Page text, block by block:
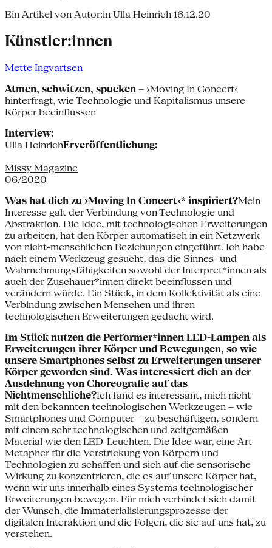
Ein Artikel von Autor:in Ulla Heinrich 16.12.20
Künstler:innen
Mette Ingvartsen
Atmen, schwitzen, spucken – ›Moving In Concert‹
hinterfragt, wie Technologie und Kapitalismus unsere
Körper beeinflussen
Interview:
Ulla HeinrichErveröffentlichung:
Missy Magazine
06/2020
Was hat dich zu ›Moving In Concert‹* inspiriert?Mein
Interesse galt der Verbindung von Technologie und
Abstraktion. Die Idee, mit technologischen Erweiterungen
zu arbeiten, hat den Körper automatisch in ein Netzwerk
von nicht-menschlichen Beziehungen eingeführt. Ich habe
nach einem Werkzeug gesucht, das die Sinnes- und
Wahrnehmungsfähigkeiten sowohl der Interpret*innen als
auch der Zuschauer*innen direkt beeinflussen und
verändern würde. Ein Stück, in dem Kollektivität als eine
Verbindung zwischen Menschen und ihren
technologischen Erweiterungen gedacht wird.
Im Stück nutzen die Performer*innen LED-Lampen als
Erweiterungen ihrer Körper und Bewegungen, so wie
unsere Smartphones selbst zu Erweiterungen unserer
Körper geworden sind. Was interessiert dich an der
Ausdehnung von Choreografie auf das
Nichtmenschliche?Ich fand es interessant, mich nicht
mit den bekannten technologischen Werkzeugen – wie
Smartphones und Computer – zu beschäftigen, sondern
mit einem sehr technologischen und zeitgemäßen
Material wie den LED-Leuchten. Die Idee war, eine Art
Metapher für die Verstrickung von Körpern und
Technologien zu schaffen und sich auf die sensorische
Wirkung zu konzentrieren, die es auf unsere Körper hat,
wenn wir uns innerhalb eines Systems technologischer
Erweiterungen bewegen. Für mich verbindet sich damit
der Wunsch, die Immaterialisierungsprozesse der
digitalen Interaktion und die Folgen, die sie auf uns hat, zu
verstehen.